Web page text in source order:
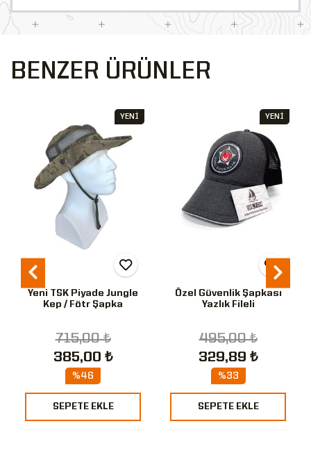
BENZER ÜRÜNLER
Yeni TSK Piyade Jungle
Kep / Fötr Şapka
715,00 ₺
385,00 ₺
%46
SEPETE EKLE
YENİ
Özel Güvenlik Şapkası
Yazlık Fileli
495,00 ₺
329,89 ₺
%33
SEPETE EKLE
YENİ